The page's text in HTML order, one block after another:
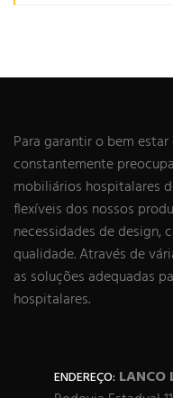
Para garantir o bem
constantemente
mobiliários hospitalares
flexíveis dos nossos
necessidades de
qualidade. Através de
as soluções adequadas
hospitalares.
ENDEREÇO: LANCO